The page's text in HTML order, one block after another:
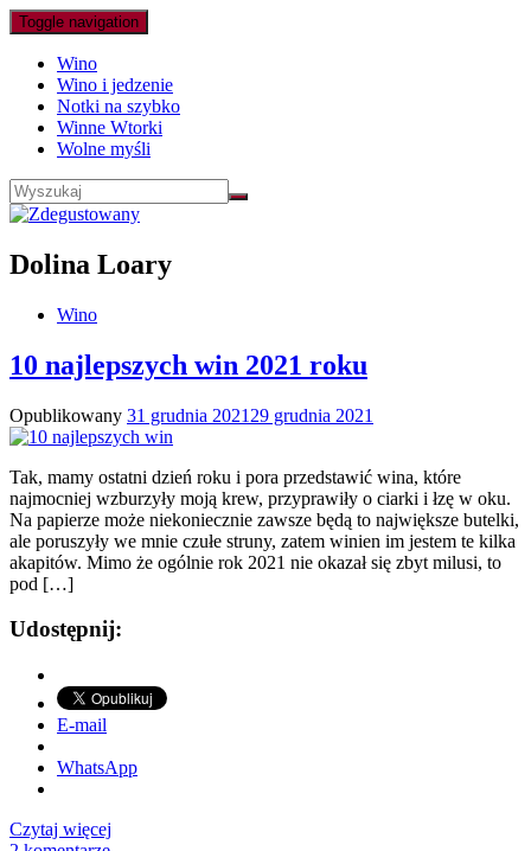
Toggle navigation
Wino
Wino i jedzenie
Notki na szybko
Winne Wtorki
Wolne myśli
Dolina Loary
Wino
10 najlepszych win 2021 roku
Opublikowany 31 grudnia 2021 29 grudnia 2021
Tak, mamy ostatni dzień roku i pora przedstawić wina, które
najmocniej wzburzyły moją krew, przyprawiły o ciarki i łzę w oku.
Na papierze może niekoniecznie zawsze będą to największe butelki,
ale poruszyły we mnie czułe struny, zatem winien im jestem te kilka
akapitów. Mimo że ogólnie rok 2021 nie okazał się zbyt milusi, to
pod […]
Udostępnij:
E-mail
WhatsApp
Czytaj więcej